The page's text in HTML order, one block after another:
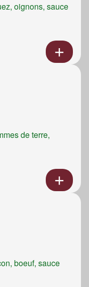
oignons, sauce
de terre,
boeuf, sauce